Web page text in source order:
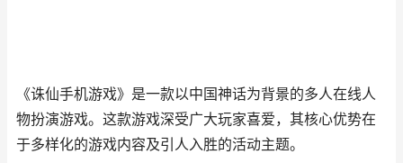
《诛仙手机游戏》是一款以中国神话为背景的多人在线人
物扮演游戏。这款游戏深受广大玩家喜爱，其核心优势在
于多样化的游戏内容及引人入胜的活动主题。